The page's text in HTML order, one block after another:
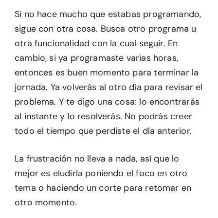
Si no hace mucho que estabas programando,
sigue con otra cosa. Busca otro programa u
otra funcionalidad con la cual seguir. En
cambio, si ya programaste varias horas,
entonces es buen momento para terminar la
jornada. Ya volverás al otro día para revisar el
problema. Y te digo una cosa: lo encontrarás
al instante y lo resolverás. No podrás creer
todo el tiempo que perdiste el día anterior.
La frustración no lleva a nada, así que lo
mejor es eludirla poniendo el foco en otro
tema o haciendo un corte para retomar en
otro momento.